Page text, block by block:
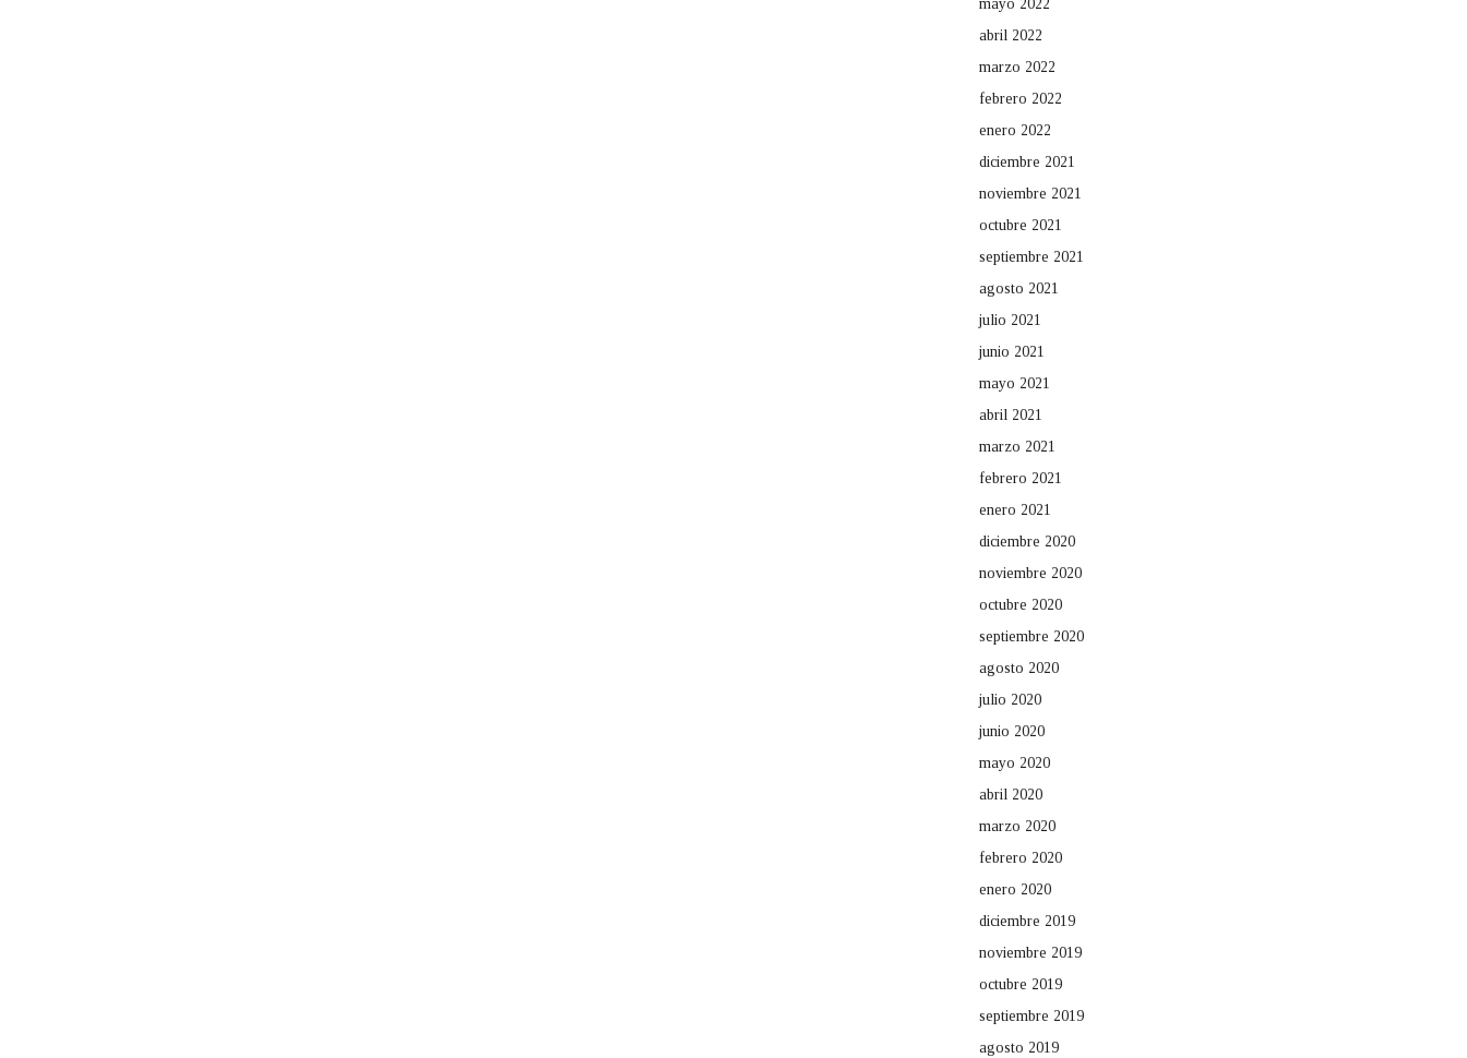
mayo 2022
abril 2022
marzo 2022
febrero 2022
enero 2022
diciembre 2021
noviembre 2021
octubre 2021
septiembre 2021
agosto 2021
julio 2021
junio 2021
mayo 2021
abril 2021
marzo 2021
febrero 2021
enero 2021
diciembre 2020
noviembre 2020
octubre 2020
septiembre 2020
agosto 2020
julio 2020
junio 2020
mayo 2020
abril 2020
marzo 2020
febrero 2020
enero 2020
diciembre 2019
noviembre 2019
octubre 2019
septiembre 2019
agosto 2019